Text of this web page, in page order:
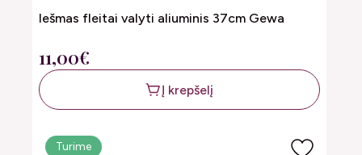
Iešmas fleitai valyti aliuminis 37cm Gewa
11,00€
Į krepšelį
Turime